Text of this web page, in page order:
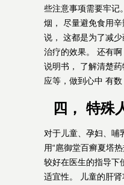
些注意事项需要牢记
烟， 尽量避免食用
说， 这都是为了减
治疗的效果。 还有
说明书， 了解清楚
应等，做到心中 有数
四， 特殊
对于儿童、孕妇、哺
用“扈御堂百癣夏塔
较好在医生的指导下
适宜性。 儿童的肝